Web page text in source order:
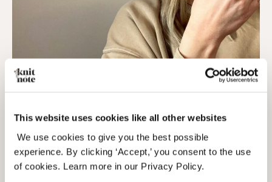
This website uses cookies like all other websites
We use cookies to give you the best possible
experience. By clicking ‘Accept,’ you consent to the use
of cookies. Learn more in our Privacy Policy.
@_sofiesunivers
BEANIE NO.3 -